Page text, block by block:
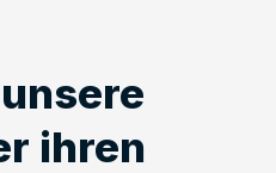
ihren